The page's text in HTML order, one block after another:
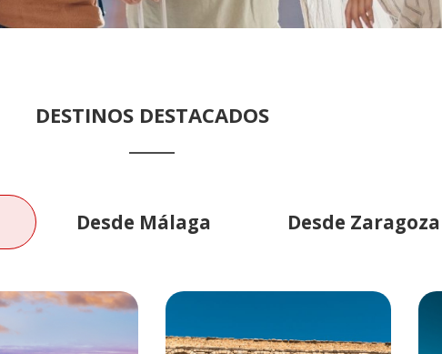
DESTINOS DESTACADOS
Desde Málaga Desde Zaragoza